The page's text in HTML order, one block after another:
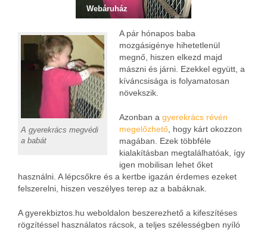
Webáruház
A gyerekrács megvédi
a babát
A pár hónapos baba
mozgásigénye hihetetlenül
megnő, hiszen elkezd majd
mászni és járni. Ezekkel együtt, a
kíváncsisága is folyamatosan
növekszik.
Azonban agyerekrács révén
megelőzhető , hogy kárt okozzon
magában. Ezek többféle
kialakításban megtalálhatóak, így
igen mobilisan lehet őket
használni. A lépcsőkre és a kertbe igazán érdemes ezeket
felszerelni, hiszen veszélyes terep az a babáknak.
A gyerekbiztos.hu weboldalon beszerezhető a kifeszítéses
rögzítéssel használatos rácsok, a teljes szélességben nyíló